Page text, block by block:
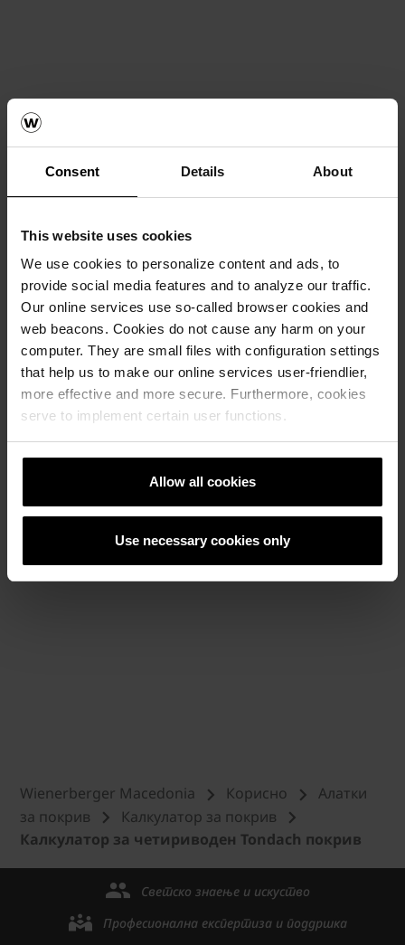
Consent Details About
This website uses cookies
We use cookies to personalize content and ads, to
provide social media features and to analyze our traffic.
Our online services use so-called browser cookies and
web beacons. Cookies do not cause any harm on your
computer. They are small files with configuration settings
that help us to make our online services user-friendlier,
more effective and more secure. Furthermore, cookies
serve to implement certain user functions.
Allow all cookies
Use necessary cookies only
Wienerberger Macedonia Корисно
Алатки
за покрив
Калкулатор за покрив
Калкулатор за четириводен Tondach покрив
Светско знаење и искуство
Професионална експертиза и поддршка